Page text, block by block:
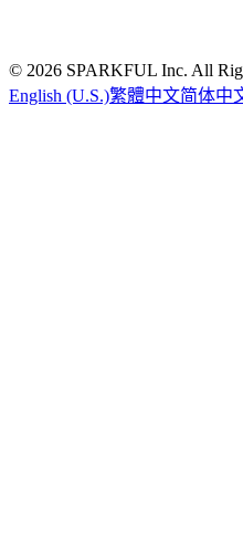
© 2026 SPARKFUL Inc. All
English (U.S.)繁體中文简体中